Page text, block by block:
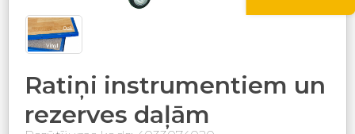
Ratiņi instrumentiem un
rezerves daļām